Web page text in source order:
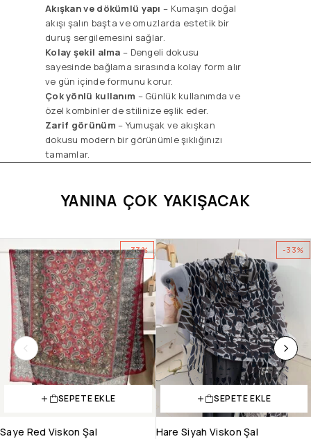
Akışkan ve dökümlü yapı – Kumaşın doğal
akışı şalın başta ve omuzlarda estetik bir
duruş sergilemesini sağlar.
Kolay şekil alma – Dengeli dokusu
sayesinde bağlama sırasında kolay form alır
ve gün içinde formunu korur.
Çok yönlü kullanım – Günlük kullanımda ve
özel kombinler de stilinize eşlik eder.
Zarif görünüm – Yumuşak ve akışkan
dokusu modern bir görünümle şıklığınızı
tamamlar.
YANINA ÇOK YAKIŞACAK
-33%
SEPETE EKLE
Saye Red Viskon Şal
-33%
SEPETE EKLE
Hare Siyah Viskon Şal